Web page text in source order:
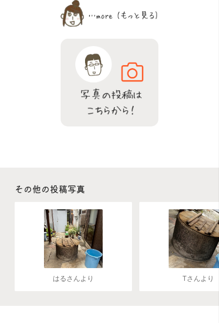
その他の投稿写真
はるさんより Tさんより